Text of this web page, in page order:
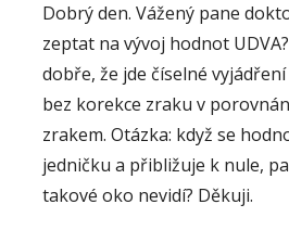
jevu je však velmi individuální.
upravuje. Kontrola očním
příhodě zpravidla nic
Vhodná je konzultace
Dobrý den. Vážený pane
zeptat na vývoj hodnot
dobře, že jde číselné
bez korekce zraku v
zrakem. Otázka: když se
jedničku a přibližuje k nule,
takové oko nevidí? Děkuji.